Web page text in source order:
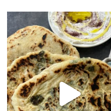
הוא הכי טעים
חובבי הקוקוס קומו